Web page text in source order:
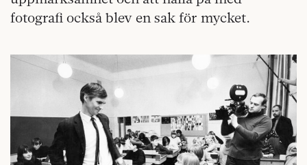
fotografi också blev en sak för mycket.